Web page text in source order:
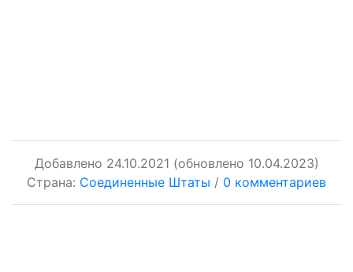
Добавлено 24.10.2021 (обновлено 10.04.2023)
Страна: Соединенные Штаты / 0 комментариев